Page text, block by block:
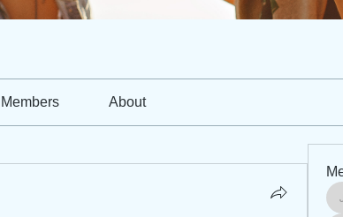
Members About